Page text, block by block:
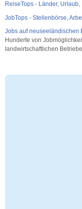
ReiseTops - Länder,
JobTops - Stellenbörse,
Jobs auf neuseeländischen
Hunderte von
landwirtschaftlichen